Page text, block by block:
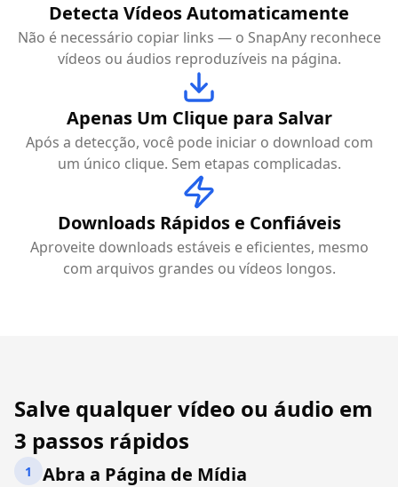
Detecta Vídeos Automaticamente
Não é necessário copiar links — o SnapAny reconhece
vídeos ou áudios reproduzíveis na página.
Apenas Um Clique para Salvar
Após a detecção, você pode iniciar o download com
um único clique. Sem etapas complicadas.
Downloads Rápidos e Confiáveis
Aproveite downloads estáveis e eficientes, mesmo
com arquivos grandes ou vídeos longos.
Salve qualquer vídeo ou áudio em
3 passos rápidos
1 Abra a Página de Mídia